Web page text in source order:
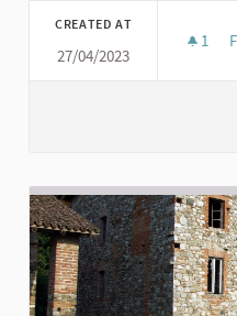
CREATED AT
27/04/2023
1